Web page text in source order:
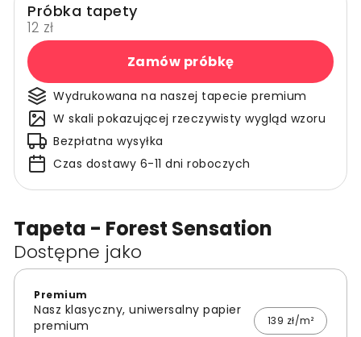
Tapeta - Forest Sensation
Dostępne jako
Premium
Nasz klasyczny, uniwersalny papier
premium
139 zł/m²
Próbka tapety
12 zł
Zamów próbkę
Wydrukowana na naszej tapecie premium
W skali pokazującej rzeczywisty wygląd wzoru
Bezpłatna wysyłka
Czas dostawy 6-11 dni roboczych